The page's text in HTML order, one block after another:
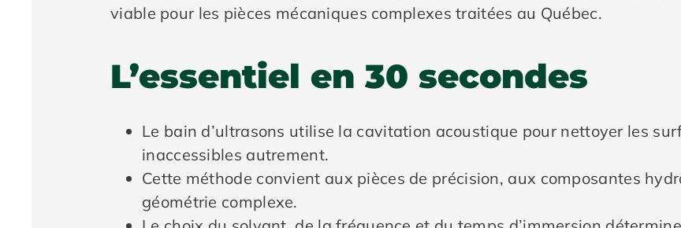
viable pour les pièces mécaniques complexes traitées au Québec.
L’essentiel en 30 secondes
Le bain d’ultrasons utilise la cavitation acoustique pour nettoyer les
inaccessibles autrement.
Cette méthode convient aux pièces de précision, aux composantes
géométrie complexe.